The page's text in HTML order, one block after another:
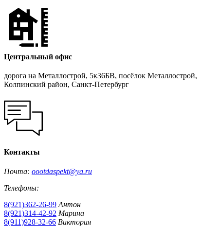
Центральный офис
дорога на Металлострой, 5к36БВ, посёлок Металлострой,
Колпинский район, Санкт-Петербург
Контакты
Почта: oootdaspekt@ya.ru
Телефоны:
8(921)362-26-99 Антон
8(921)314-42-92 Марина
8(911)928-32-66 Виктория